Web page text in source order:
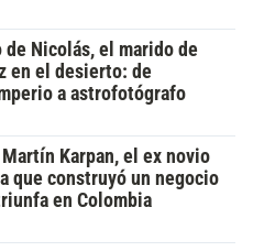
de Nicolás, el marido de
en el desierto: de
a astrofotógrafo
Martín Karpan, el ex novio
que construyó un negocio
en Colombia